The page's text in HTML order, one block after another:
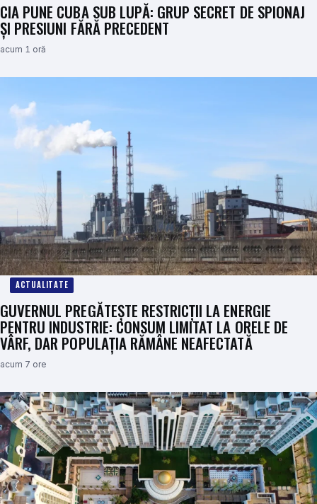
CIA PUNE CUBA SUB LUPĂ: GRUP SECRET DE SPIONAJ
ȘI PRESIUNI FĂRĂ PRECEDENT
acum 1 oră
ACTUALITATE
GUVERNUL PREGĂTEȘTE RESTRICȚII LA ENERGIE
PENTRU INDUSTRIE: CONSUM LIMITAT LA ORELE DE
VÂRF, DAR POPULAȚIA RĂMÂNE NEAFECTATĂ
acum 7 ore